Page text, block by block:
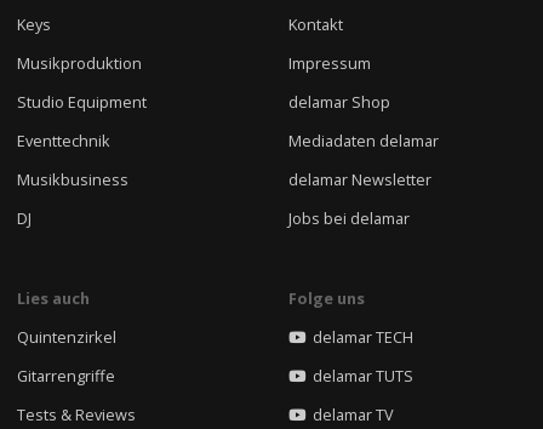
Keys
Musikproduktion
Studio Equipment
Eventtechnik
Musikbusiness
DJ
Kontakt
Impressum
delamar Shop
Mediadaten delamar
delamar Newsletter
Jobs bei delamar
Lies auch
Quintenzirkel
Gitarrengriffe
Tests & Reviews
Folge uns
delamar TECH
delamar TUTS
delamar TV